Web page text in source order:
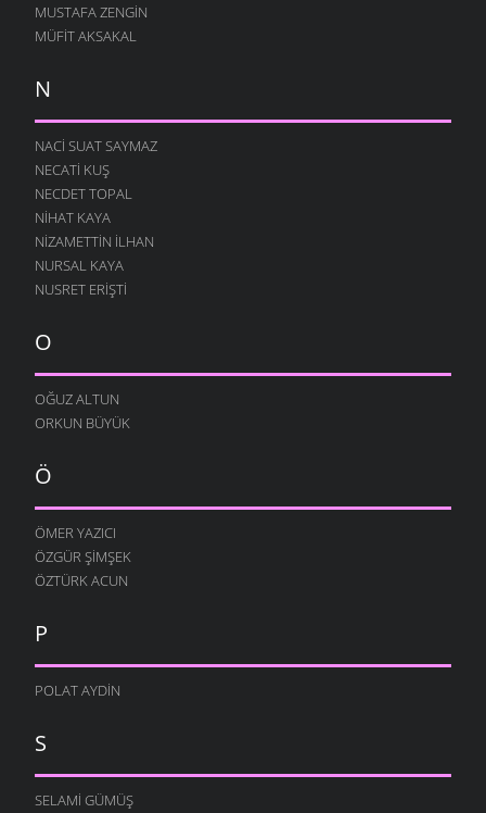
MUSTAFA ZENGIN
MÜFIT AKSAKAL
N
NACI SUAT SAYMAZ
NECATI KUŞ
NECDET TOPAL
NIHAT KAYA
NIZAMETTIN İLHAN
NURSAL KAYA
NUSRET ERIŞTI
O
OĞUZ ALTUN
ORKUN BÜYÜK
Ö
ÖMER YAZICI
ÖZGÜR ŞIMŞEK
ÖZTÜRK ACUN
P
POLAT AYDIN
S
SELAMI GÜMÜŞ